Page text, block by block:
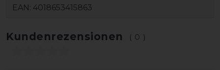
EAN: 4018653415863
Kundenrezensionen (0)